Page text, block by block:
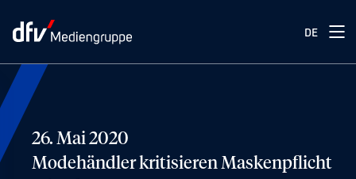
DE
26. Mai 2020
Modehändler kritisieren Maskenpflicht